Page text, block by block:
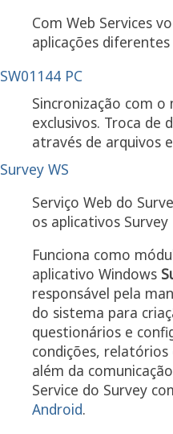
Com Web Services
aplicações
SW01144 PC
Sincronização com
exclusivos. Troca de
através de arquivos
Survey WS
Serviço Web do
os aplicativos Survey
Funciona como
aplicativo Windows
responsável pela
do sistema para
questionários e
condições,
além da
Service do Survey
Android.